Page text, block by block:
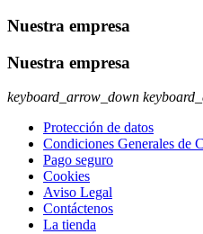
Nuestra empresa
Nuestra empresa
keyboard_arrow_down
Protección de datos
Condiciones Generales de
Pago seguro
Cookies
Aviso Legal
Contáctenos
La tienda